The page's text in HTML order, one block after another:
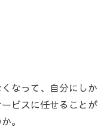
なって、自分にしか
ビスに任せることが
。